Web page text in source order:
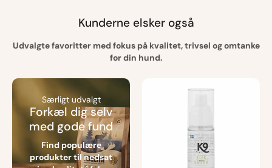
Kunderne elsker også
Udvalgte favoritter med fokus på kvalitet, trivsel og omtanke
for din hund.
Særligt udvalgt
Forkæl dig selv
med gode fund
Find populære
produkter til nedsat